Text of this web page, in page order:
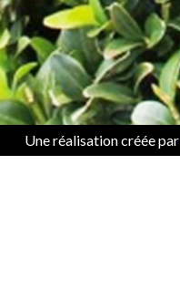
Une réalisation créée par